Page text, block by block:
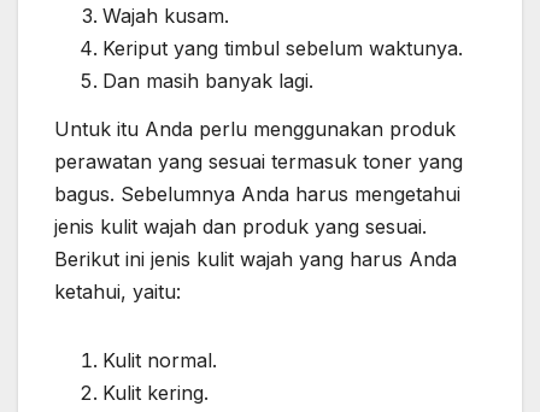
Wajah kusam.
Keriput yang timbul sebelum waktunya.
Dan masih banyak lagi.
Untuk itu Anda perlu menggunakan produk
perawatan yang sesuai termasuk toner yang
bagus. Sebelumnya Anda harus mengetahui
jenis kulit wajah dan produk yang sesuai.
Berikut ini jenis kulit wajah yang harus Anda
ketahui, yaitu:
Kulit normal.
Kulit kering.